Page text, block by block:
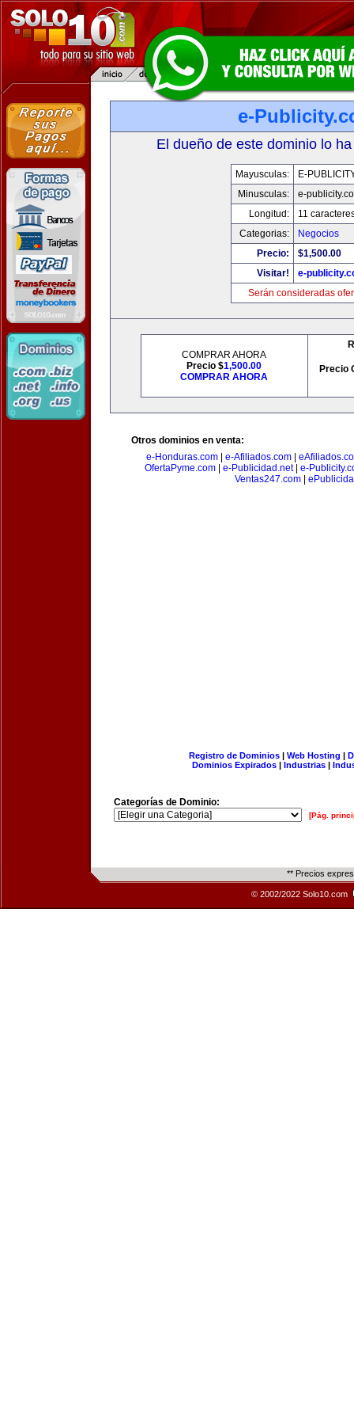
e-
El dueño de este dominio lo
Mayusculas:
E-
Minusculas:
e-
Longitud:
11
Categorias:
Negocios
Precio:
$1,500.00
Visitar!
e-
Serán consideradas
COMPRAR AHORA
Precio $1,500.00
COMPRAR AHORA
Precio
Otros dominios en venta:
e-Honduras.com| e-Afiliados.com|
OfertaPyme.com| e-Publicidad.net| e-
Ventas247.com
Registro de Dominios| Web Hosting |
Dominios Expirados | Industrias |
Categorías de Dominio:
[Pág.
** Precios
© 2002/2022 Solo10.com